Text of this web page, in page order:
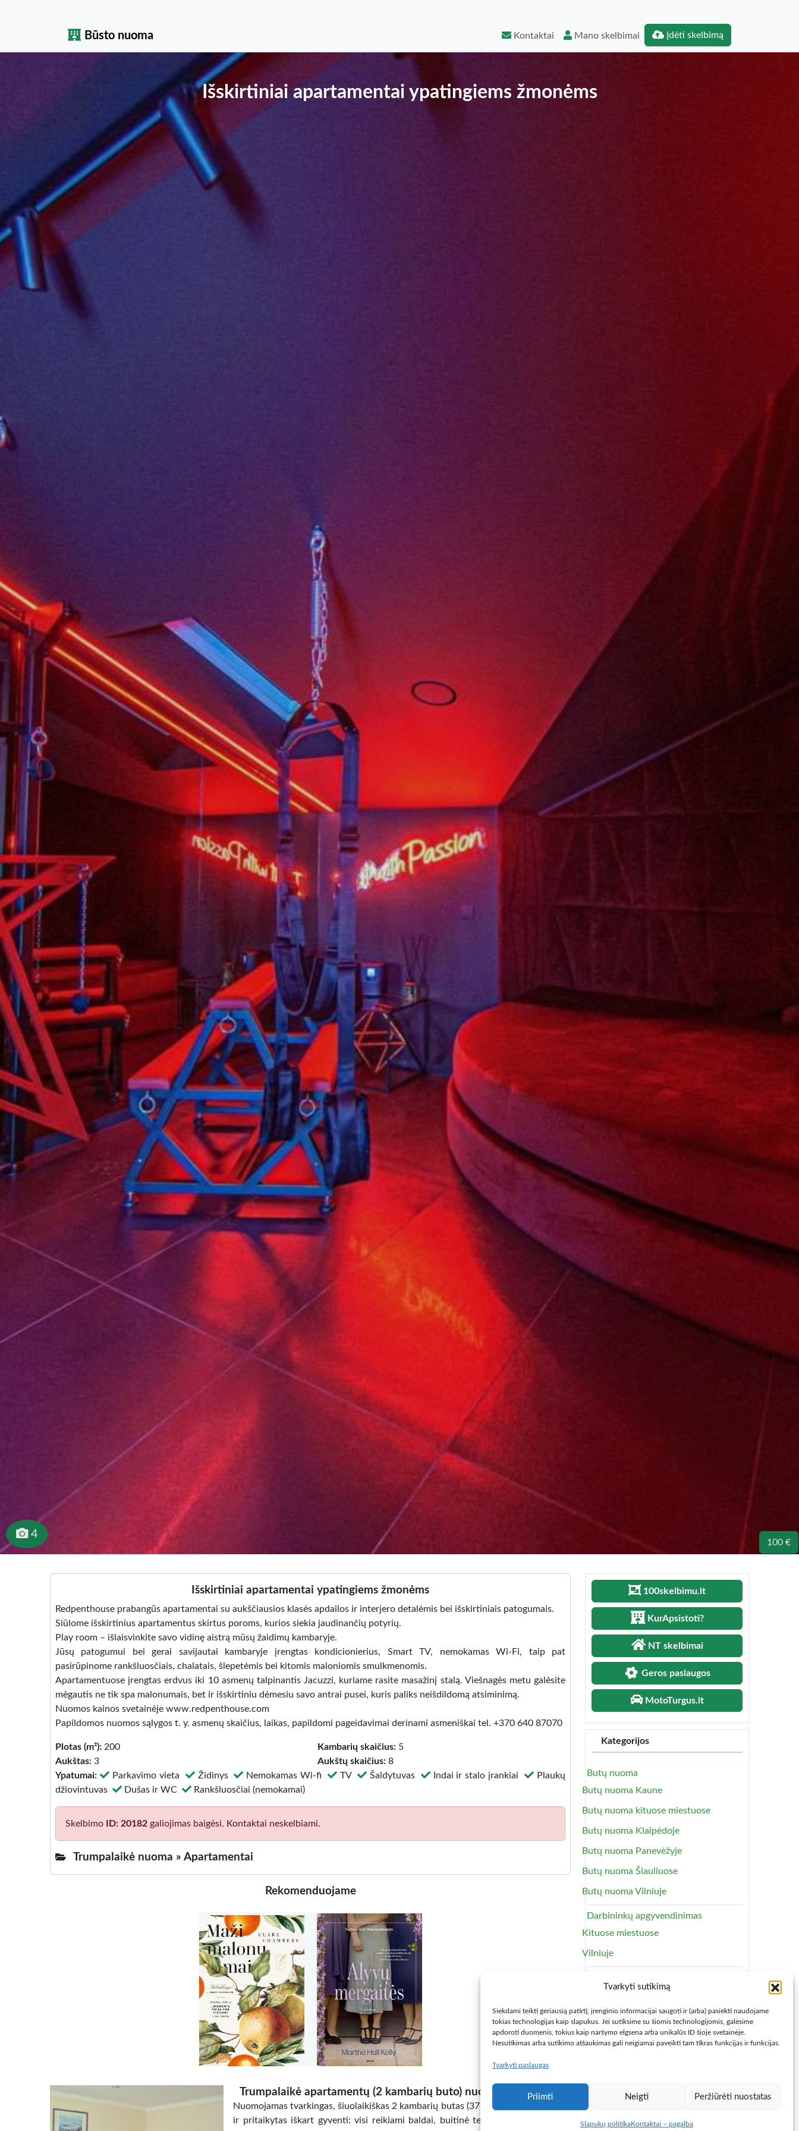
Tvarkyti sutikimą
Siekdami teikti geriausią patirtį, įrenginio informacijai saugoti ir (arba) pasiekti naudojame
tokias technologijas kaip slapukus. Jei sutiksime su šiomis technologijomis, galėsime
apdoroti duomenis, tokius kaip naršymo elgsena arba unikalūs ID šioje svetainėje.
Nesutikimas arba sutikimo atšaukimas gali neigiamai paveikti tam tikras funkcijas ir funkcijas.
Tvarkyti paslaugas
Priimti Neigti Peržiūrėti nuostatas
Slapukų politikaKontaktai – pagalba
Būsto nuoma Kontaktai Mano skelbimai Įdėti skelbimą
Išskirtiniai apartamentai ypatingiems žmonėms
100 €
4
Išskirtiniai apartamentai ypatingiems žmonėms
Redpenthouse prabangūs apartamentai su aukščiausios klasės apdailos ir interjero detalėmis bei išskirtiniais patogumais.
Siūlome išskirtinius apartamentus skirtus poroms, kurios siekia jaudinančių potyrių.
Play room – išlaisvinkite savo vidinę aistrą mūsų žaidimų kambaryje.
Jūsų patogumui bei gerai savijautai kambaryje įrengtas kondicionierius, Smart TV, nemokamas Wi-Fi, taip pat
pasirūpinome rankšluosčiais, chalatais, šlepetėmis bei kitomis maloniomis smulkmenomis.
Apartamentuose įrengtas erdvus iki 10 asmenų talpinantis Jacuzzi, kuriame rasite masažinį stalą. Viešnagės metu galėsite
mėgautis ne tik spa malonumais, bet ir išskirtiniu dėmesiu savo antrai pusei, kuris paliks neišdildomą atsiminimą.
Nuomos kainos svetainėje www.redpenthouse.com
Papildomos nuomos sąlygos t. y. asmenų skaičius, laikas, papildomi pageidavimai derinami asmeniškai tel. +370 640 87070
Plotas (m²): 200 Kambarių skaičius: 5
Aukštas: 3 Aukštų skaičius: 8
Ypatumai:
Parkavimo vieta Židinys Nemokamas Wi-fi TV Šaldytuvas Indai ir stalo įrankiai
Plaukų
džiovintuvas
Dušas ir WC Rankšluosčiai (nemokamai)
Skelbimo ID: 20182 galiojimas baigėsi. Kontaktai neskelbiami.
Trumpalaikė nuoma » Apartamentai
Rekomenduojame
Trumpalaikė apartamentų (2 kambarių buto) nuoma Šiauliuose
Nuomojamas tvarkingas, šiuolaikiškas 2 kambarių butas (37 m2). Pilnai įrengtas
ir pritaikytas iškart gyventi: visi reikiami baldai, buitinė technika (šaldytuvas,
100skelbimu.lt
KurApsistoti?
NT skelbimai
Geros paslaugos
MotoTurgus.lt
Kategorijos
Butų nuoma
Butų nuoma Kaune
Butų nuoma kituose miestuose
Butų nuoma Klaipėdoje
Butų nuoma Panevėžyje
Butų nuoma Šiauliuose
Butų nuoma Vilniuje
Darbininkų apgyvendinimas
Kituose miestuose
Vilniuje
Buto ar namo
Kambarių nuoma
Kambariai Klaipėdoje
Nuoma Palangoje